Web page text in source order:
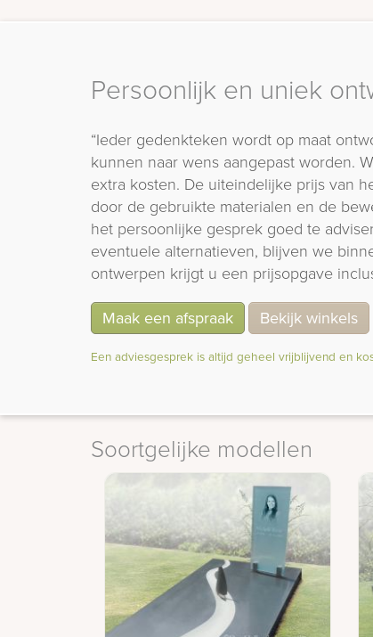
Persoonlijk en uniek
“Ieder gedenkteken wordt op maat
kunnen naar wens aangepast worden.
extra kosten. De uiteindelijke prijs van
door de gebruikte materialen en de
het persoonlijke gesprek goed te
eventuele alternatieven, blijven we
ontwerpen krijgt u een prijsopgave
Maak een afspraak Bekijk winkels
Een adviesgesprek is altijd geheel vrijblijvend en
Soortgelijke modellen